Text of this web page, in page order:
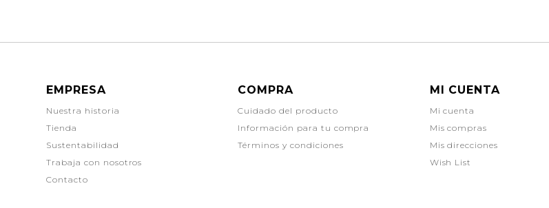
EMPRESA
Nuestra historia
Tienda
Sustentabilidad
Trabaja con nosotros
Contacto
COMPRA
Cuidado del producto
Información para tu compra
Términos y condiciones
MI CUENTA
Mi cuenta
Mis compras
Mis direcciones
Wish List